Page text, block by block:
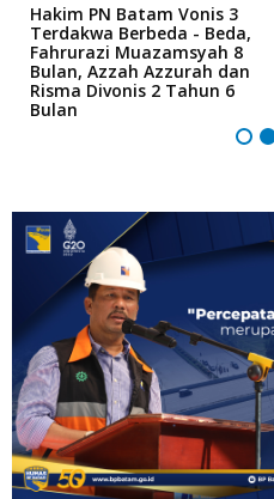
Hakim PN Batam Vonis 3
Terdakwa Berbeda - Beda,
Fahrurazi Muazamsyah 8
Bulan, Azzah Azzurah dan
Risma Divonis 2 Tahun 6
Bulan